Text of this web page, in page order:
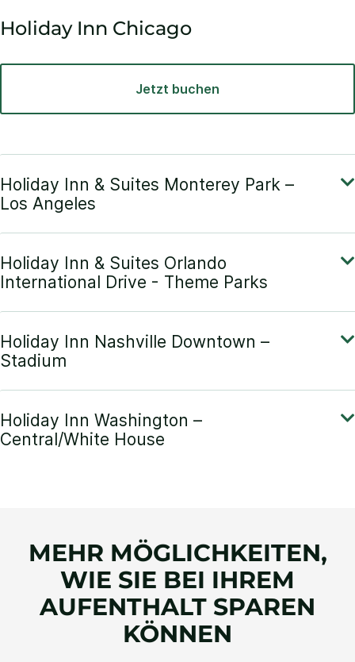
Holiday Inn Chicago
Jetzt buchen
MEHR MÖGLICHKEITEN,
WIE SIE BEI IHREM
AUFENTHALT SPAREN
KÖNNEN